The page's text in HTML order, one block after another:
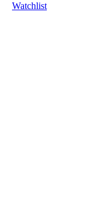
Watchlist